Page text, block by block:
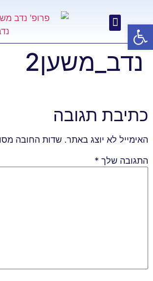
פתח סרגל נגישות
נדב_משען2
כתיבת תגובה
האימייל לא יוצג באתר. שדות החובה
התגובה שלך *